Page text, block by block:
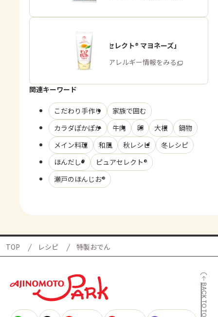
「ピュアセレクト® マヨネーズ」
商品・アレルギー情報をみる
関連キーワード
こだわり手作り
家族で囲む
カラダぽかぽか
牛肉 卵 大根
鍋物
メイン料理
和風 秋レシピ
冬レシピ
ほんだし®
ピュアセレクト®
瀬戸のほんじお®
TOP レシピ 特製おでん
BACK TO TOP